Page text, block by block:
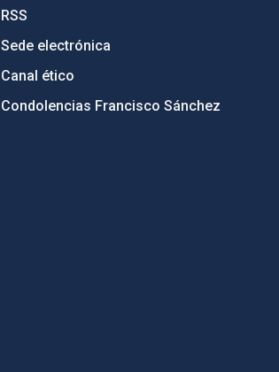
RSS
Sede electrónica
Canal ético
Condolencias Francisco Sánchez